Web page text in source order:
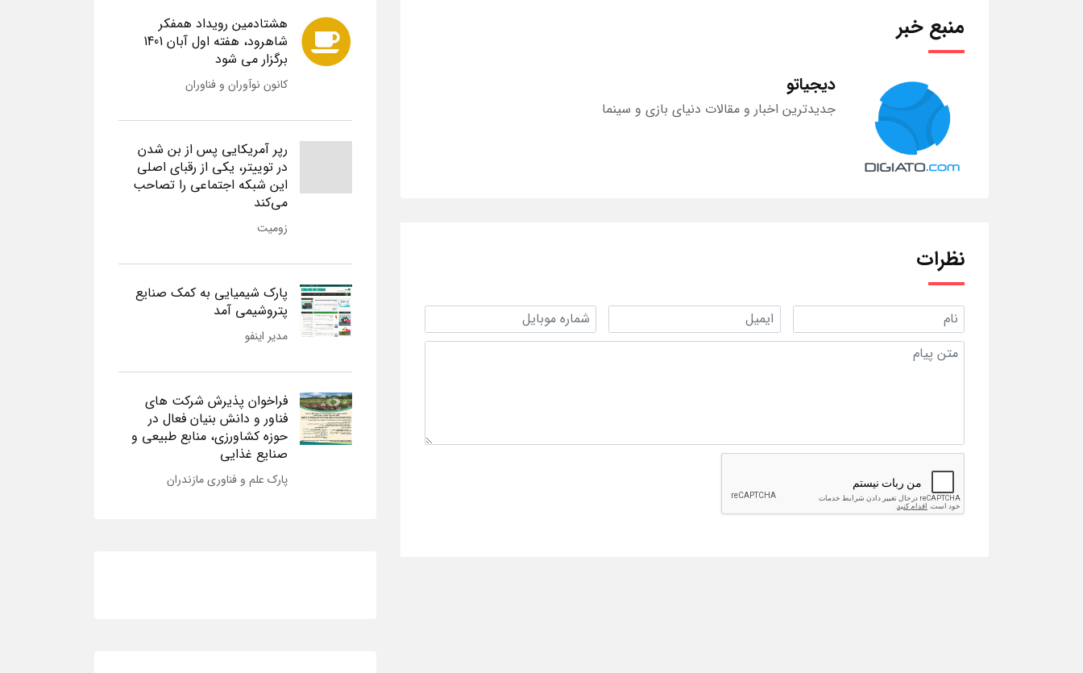
منبع خبر
دیجیاتو
جدیدترین اخبار و مقالات دنیای بازی و سینما
نظرات
هشتادمین رویداد همفکر
شاهرود، هفته اول آبان 1401
برگزار می شود
کانون نوآوران و فناوران
رپر آمریکایی پس از بن شدن
در توییتر، یکی از رقبای اصلی
این شبکه اجتماعی را تصاحب
می‌کند
زومیت
پارک شیمیایی به کمک صنایع
پتروشیمی آمد
مدیر اینفو
فراخوان پذیرش شرکت های
فناور و دانش بنیان فعال در
حوزه کشاورزی، منابع طبیعی و
صنایع غذایی
پارک علم و فناوری مازندران